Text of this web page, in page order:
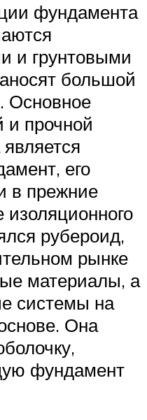
фундамента
и грунтовыми
большой
Основное
и прочной
его
в прежние
изоляционного
рубероид,
рынке
материалы, а
системы на
Она
фундамент